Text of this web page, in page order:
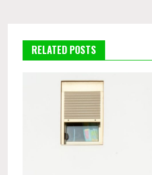
RELATED POSTS